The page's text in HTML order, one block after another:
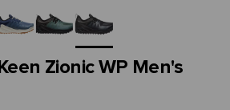
Keen Zionic WP Men's